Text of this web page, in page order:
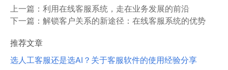
上一篇： 利用在线客服系统，走在业务发展的前沿
下一篇： 解锁客户关系的新途径：在线客服系统的优势
推荐文章
选人工客服还是选AI？关于客服软件的使用经验分享